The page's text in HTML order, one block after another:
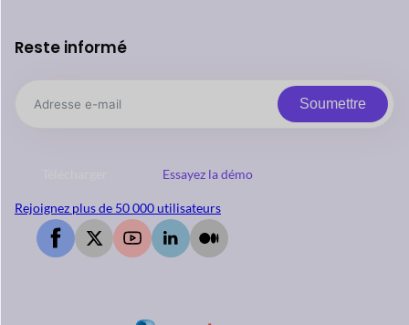
Reste informé
Soumettre
Essayez la démo
Rejoignez plus de 50 000 utilisateurs